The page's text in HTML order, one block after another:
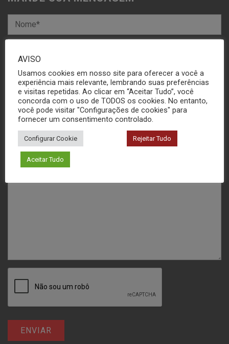
AVISO
Usamos cookies em nosso site para oferecer a você a
experiência mais relevante, lembrando suas preferências
e visitas repetidas. Ao clicar em “Aceitar Tudo”, você
concorda com o uso de TODOS os cookies. No entanto,
você pode visitar "Configurações de cookies" para
fornecer um consentimento controlado.
Configurar Cookie Rejeitar Tudo
Aceitar Tudo